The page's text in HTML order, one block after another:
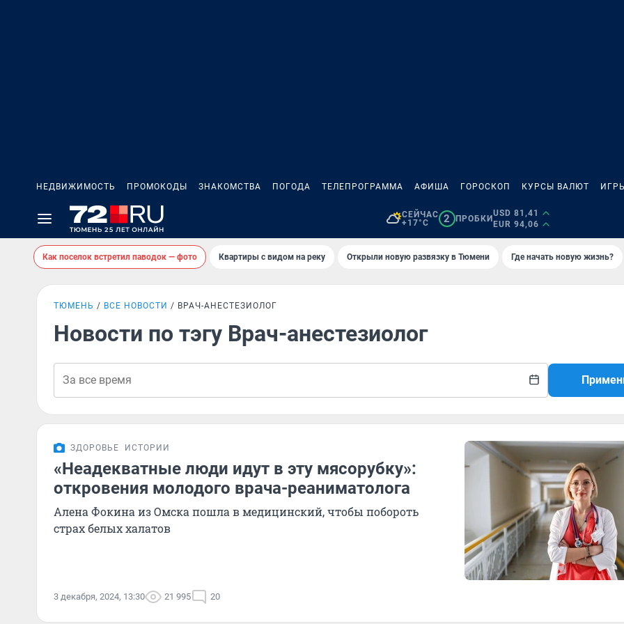
НЕДВИЖИМОСТЬ ПРОМОКОДЫ ЗНАКОМСТВА ПОГОДА ТЕЛЕПРОГРАММА АФИША ГОРОСКОП КУРСЫ ВАЛЮТ
СЕЙЧАС
+17°C
2 ПРОБКИ
USD 81,41
EUR 94,06
Как поселок встретил паводок — фото Квартиры с видом на реку Открыли новую развязку в Тюмени Где начать новую жизнь?
ТЮМЕНЬ ВСЕ НОВОСТИ ВРАЧ-АНЕСТЕЗИОЛОГ
Новости по тэгу Врач-анестезиолог
ЗДОРОВЬЕ ИСТОРИИ
«Неадекватные люди идут в эту мясорубку»:
откровения молодого врача-реаниматолога
Алена Фокина из Омска пошла в медицинский, чтобы побороть
страх белых халатов
3 декабря, 2024, 13:30 21 995 20